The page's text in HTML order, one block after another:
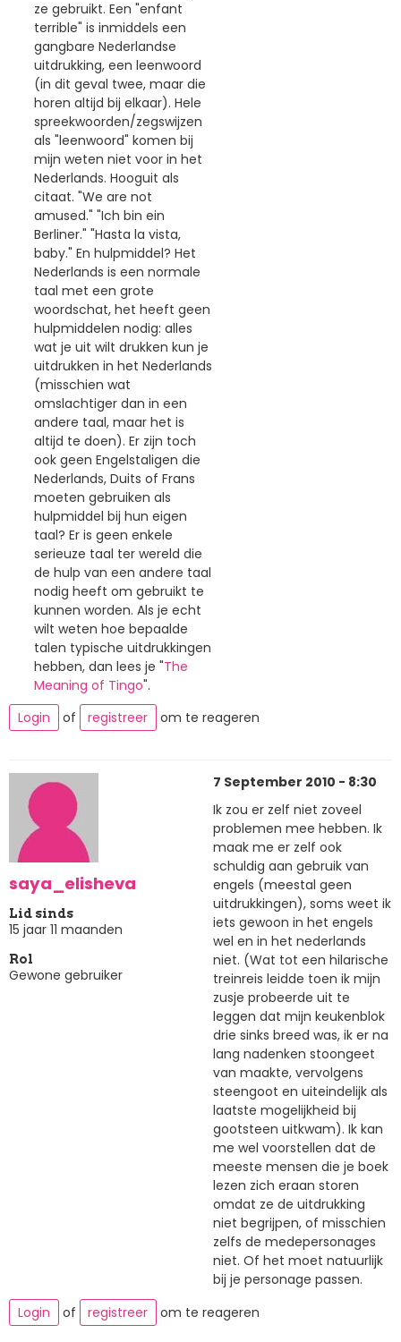
ze gebruikt. Een "enfant
terrible" is inmiddels een
gangbare Nederlandse
uitdrukking, een leenwoord
(in dit geval twee, maar die
horen altijd bij elkaar). Hele
spreekwoorden/zegswijzen
als "leenwoord" komen bij
mijn weten niet voor in het
Nederlands. Hooguit als
citaat. "We are not
amused." "Ich bin ein
Berliner." "Hasta la vista,
baby." En hulpmiddel? Het
Nederlands is een normale
taal met een grote
woordschat, het heeft geen
hulpmiddelen nodig: alles
wat je uit wilt drukken kun je
uitdrukken in het Nederlands
(misschien wat
omslachtiger dan in een
andere taal, maar het is
altijd te doen). Er zijn toch
ook geen Engelstaligen die
Nederlands, Duits of Frans
moeten gebruiken als
hulpmiddel bij hun eigen
taal? Er is geen enkele
serieuze taal ter wereld die
de hulp van een andere taal
nodig heeft om gebruikt te
kunnen worden. Als je echt
wilt weten hoe bepaalde
talen typische uitdrukkingen
hebben, dan lees je "The
Meaning of Tingo".
Login
of registreer om te reageren
saya_elisheva
Lid sinds
15 jaar 11 maanden
Rol
Gewone gebruiker
7 September 2010 - 8:30
Ik zou er zelf niet zoveel
problemen mee hebben. Ik
maak me er zelf ook
schuldig aan gebruik van
engels (meestal geen
uitdrukkingen), soms weet ik
iets gewoon in het engels
wel en in het nederlands
niet. (Wat tot een hilarische
treinreis leidde toen ik mijn
zusje probeerde uit te
leggen dat mijn keukenblok
drie sinks breed was, ik er na
lang nadenken stoongeet
van maakte, vervolgens
steengoot en uiteindelijk als
laatste mogelijkheid bij
gootsteen uitkwam). Ik kan
me wel voorstellen dat de
meeste mensen die je boek
lezen zich eraan storen
omdat ze de uitdrukking
niet begrijpen, of misschien
zelfs de medepersonages
niet. Of het moet natuurlijk
bij je personage passen.
Login
of registreer om te reageren